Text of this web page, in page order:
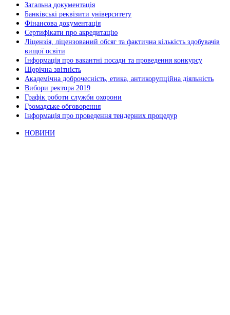
Загальна документація
Банківські реквізити університету
Фінансова документація
Сертифікати про акредитацію
Ліцензія, ліцензований обсяг та фактична кількість здобувачів
вищої освіти
Інформація про вакантні посади та проведення конкурсу
Щорічна звітність
Академічна доброчесність, етика, антикорупційна діяльність
Вибори ректора 2019
Графік роботи служби охорони
Громадське обговорення
Інформація про проведення тендерних процедур
НОВИНИ